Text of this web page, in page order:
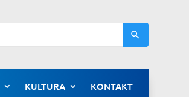
KULTURA KONTAKT